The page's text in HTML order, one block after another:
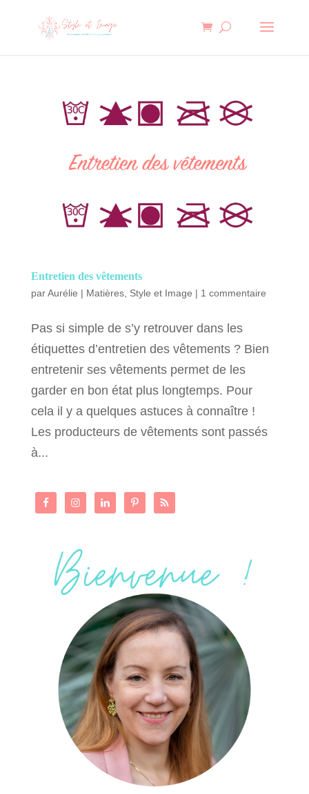
Entretien des vêtements
parAurélie | Matières, Style et Image | 1 commentaire
Pas si simple de s’y retrouver dans les
étiquettes d’entretien des vêtements ? Bien
entretenir ses vêtements permet de les
garder en bon état plus longtemps. Pour
cela il y a quelques astuces à connaître !
Les producteurs de vêtements sont passés
à...